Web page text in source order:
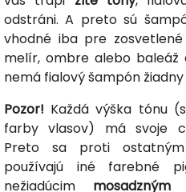
odstráni. A preto sú
vhodné iba pre
melír, ombre alebo baleáž
nemá fialový šampón
Pozor! Každá výška tónu
farby vlasov) má svoje
Preto sa proti ostatným
používajú iné farebné
nežiadúcim mosadzným